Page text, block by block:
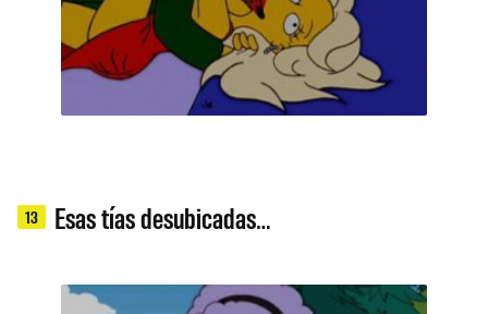
13 Esas tías desubicadas…